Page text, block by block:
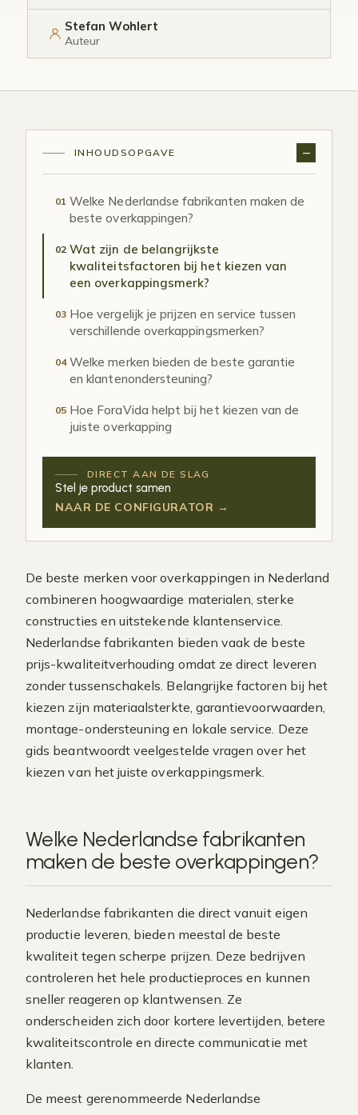
Stefan Wohlert
Auteur
INHOUDSOPGAVE
01 Welke Nederlandse fabrikanten maken de
beste overkappingen?
02 Wat zijn de belangrijkste
kwaliteitsfactoren bij het kiezen van
een overkappingsmerk?
03 Hoe vergelijk je prijzen en service tussen
verschillende overkappingsmerken?
04 Welke merken bieden de beste garantie
en klantenondersteuning?
05 Hoe ForaVida helpt bij het kiezen van de
juiste overkapping
DIRECT AAN DE SLAG
Stel je product samen
NAAR DE CONFIGURATOR →
De beste merken voor overkappingen in Nederland
combineren hoogwaardige materialen, sterke
constructies en uitstekende klantenservice.
Nederlandse fabrikanten bieden vaak de beste
prijs-kwaliteitverhouding omdat ze direct leveren
zonder tussenschakels. Belangrijke factoren bij het
kiezen zijn materiaalsterkte, garantievoorwaarden,
montage-ondersteuning en lokale service. Deze
gids beantwoordt veelgestelde vragen over het
kiezen van het juiste overkappingsmerk.
Welke Nederlandse fabrikanten
maken de beste overkappingen?
Nederlandse fabrikanten die direct vanuit eigen
productie leveren, bieden meestal de beste
kwaliteit tegen scherpe prijzen. Deze bedrijven
controleren het hele productieproces en kunnen
sneller reageren op klantwensen. Ze
onderscheiden zich door kortere levertijden, betere
kwaliteitscontrole en directe communicatie met
klanten.
De meest gerenommeerde Nederlandse